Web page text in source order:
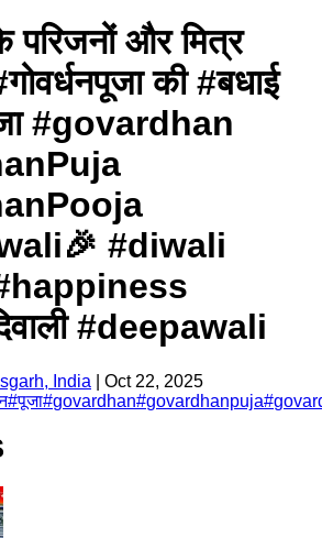
और मित्र
की #बधाई
#govardhan
#diwali
#deepawali
India
Oct 22, 2025
#पूजा#govardhan#govardhanpuja#